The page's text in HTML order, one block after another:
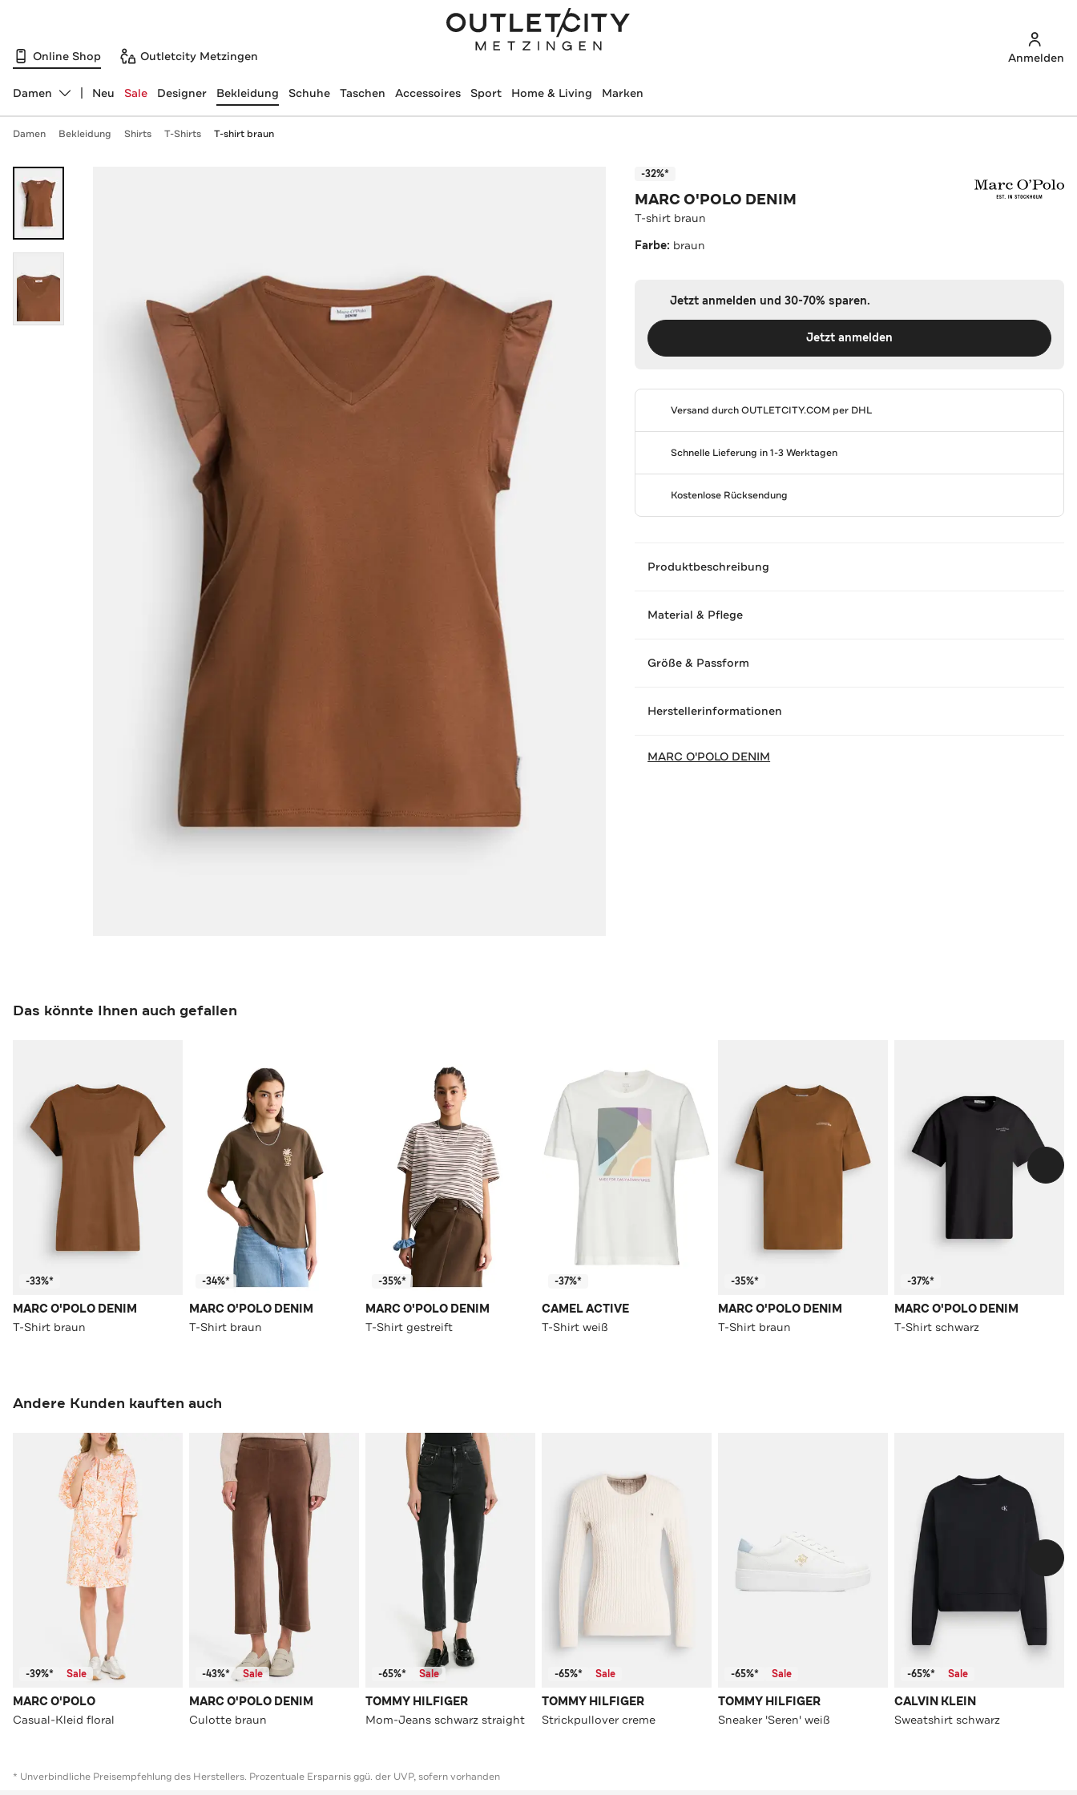
Online Shop Outletcity Metzingen Anmelden
Abteilung ändern, ausgewählt:
Damen Neu Sale Designer Bekleidung Schuhe Taschen Accessoires Sport Home & Living Marken
Damen Bekleidung Shirts T-Shirts T-shirt braun
-32%*
MARC O'POLO DENIM
T-shirt braun
Farbe: braun
Jetzt anmelden und 30-70% sparen.
Jetzt anmelden
Versand durchOUTLETCITY.COM per DHL
Schnelle Lieferung in 1-3 Werktagen
Kostenlose Rücksendung
Produktbeschreibung
Material & Pflege
Größe & Passform
Herstellerinformationen
MARC O'POLO DENIM
Das könnte Ihnen auch gefallen
-33%*
MARC O'POLO DENIM
T-Shirt braun
-34%*
MARC O'POLO DENIM
T-Shirt braun
-35%*
MARC O'POLO DENIM
T-Shirt gestreift
-37%*
CAMEL ACTIVE
T-Shirt weiß
-35%*
MARC O'POLO DENIM
T-Shirt braun
-37%*
MARC O'POLO DENIM
T-Shirt schwarz
Andere Kunden kauften auch
-39%* Sale
MARC O'POLO
Casual-Kleid floral
-43%* Sale
MARC O'POLO DENIM
Culotte braun
-65%* Sale
TOMMY HILFIGER
Mom-Jeans schwarz straight
-65%* Sale
TOMMY HILFIGER
Strickpullover creme
-65%* Sale
TOMMY HILFIGER
Sneaker 'Seren' weiß
-65%* Sale
CALVIN KLEIN
Sweatshirt schwarz
* Unverbindliche Preisempfehlung des Herstellers. Prozentuale Ersparnis ggü. der UVP, sofern vorhanden